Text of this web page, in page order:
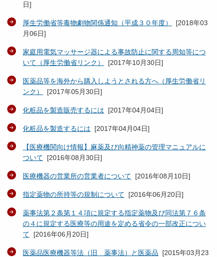
日]
厚生労働省等毒物劇物関係通知（平成３０年度） [2018年03
月06日]
家庭用電気マッサージ器による事故防止に関する周知等につ
いて（厚生労働省リンク）
[2017年10月30日]
医薬品等を海外から購入しようとされる方へ（厚生労働省リ
ンク）
[2017年05月30日]
化粧品を製造販売するには [2017年04月04日]
化粧品を製造するには [2017年04月04日]
【医療機関向け情報】麻薬及び向精神薬の管理マニュアルに
ついて [2016年08月30日]
医療機器の営業所の営業者について [2016年08月10日]
指定薬物の所持等の規制について [2016年06月20日]
薬事法第２条第１４項に規定する指定薬物及び同法第７６条
の４に規定する医療等の用途を定める省令の一部改正につい
て [2016年06月20日]
医薬品医療機器等法（旧 薬事法）と医薬品 [2015年03月23